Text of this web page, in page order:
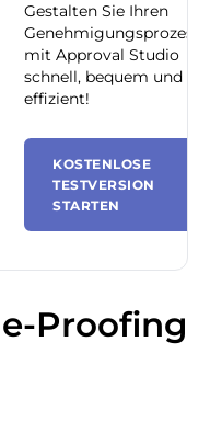
Gestalten Sie Ihren
Genehmigungsprozess
mit Approval Studio
schnell, bequem und
effizient!
KOSTENLOSE
TESTVERSION
STARTEN